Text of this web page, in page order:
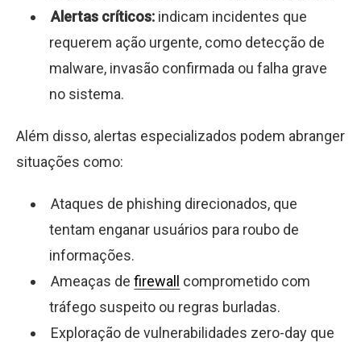
Alertas críticos: indicam incidentes que
requerem ação urgente, como detecção de
malware, invasão confirmada ou falha grave
no sistema.
Além disso, alertas especializados podem abranger
situações como:
Ataques de phishing direcionados, que
tentam enganar usuários para roubo de
informações.
Ameaças de firewall comprometido com
tráfego suspeito ou regras burladas.
Exploração de vulnerabilidades zero-day que